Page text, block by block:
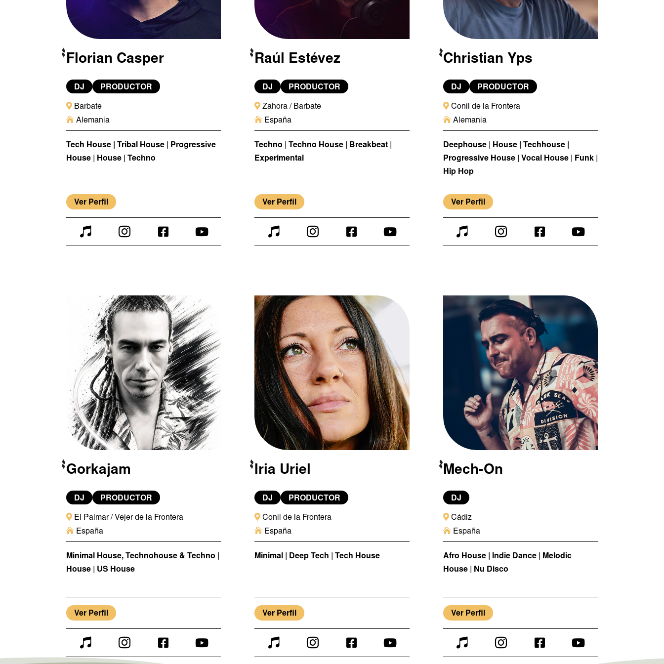
Florian Casper
DJ PRODUCTOR
 Barbate
 Alemania
Tech House | Tribal House | Progressive
House | House | Techno
Ver Perfil
   
Raúl Estévez
DJ PRODUCTOR
 Zahora / Barbate
 España
Techno | Techno House | Breakbeat |
Experimental
Ver Perfil
   
Christian Yps
DJ PRODUCTOR
 Conil de la Frontera
 Alemania
Deephouse | House | Techhouse |
Progressive House | Vocal House | Funk |
Hip Hop
Ver Perfil
   
Gorkajam
DJ PRODUCTOR
 El Palmar / Vejer de la Frontera
 España
Minimal House, Technohouse & Techno |
House | US House
Ver Perfil
   
Iria Uriel
DJ PRODUCTOR
 Conil de la Frontera
 España
Minimal | Deep Tech | Tech House
Ver Perfil
   
Mech-On
DJ
 Cádiz
 España
Afro House | Indie Dance | Melodic
House | Nu Disco
Ver Perfil
   